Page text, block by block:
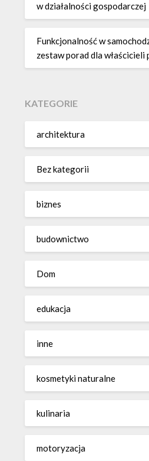
w działalności gospodarczej
Funkcjonalność w
zestaw porad dla właścicieli
KATEGORIE
architektura
Bez kategorii
biznes
budownictwo
Dom
edukacja
inne
kosmetyki naturalne
kulinaria
motoryzacja